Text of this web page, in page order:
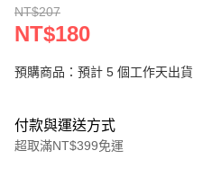
NT$207
NT$180
預購商品：預計 5 個工作天出貨
付款與運送方式
超取滿NT$399免運